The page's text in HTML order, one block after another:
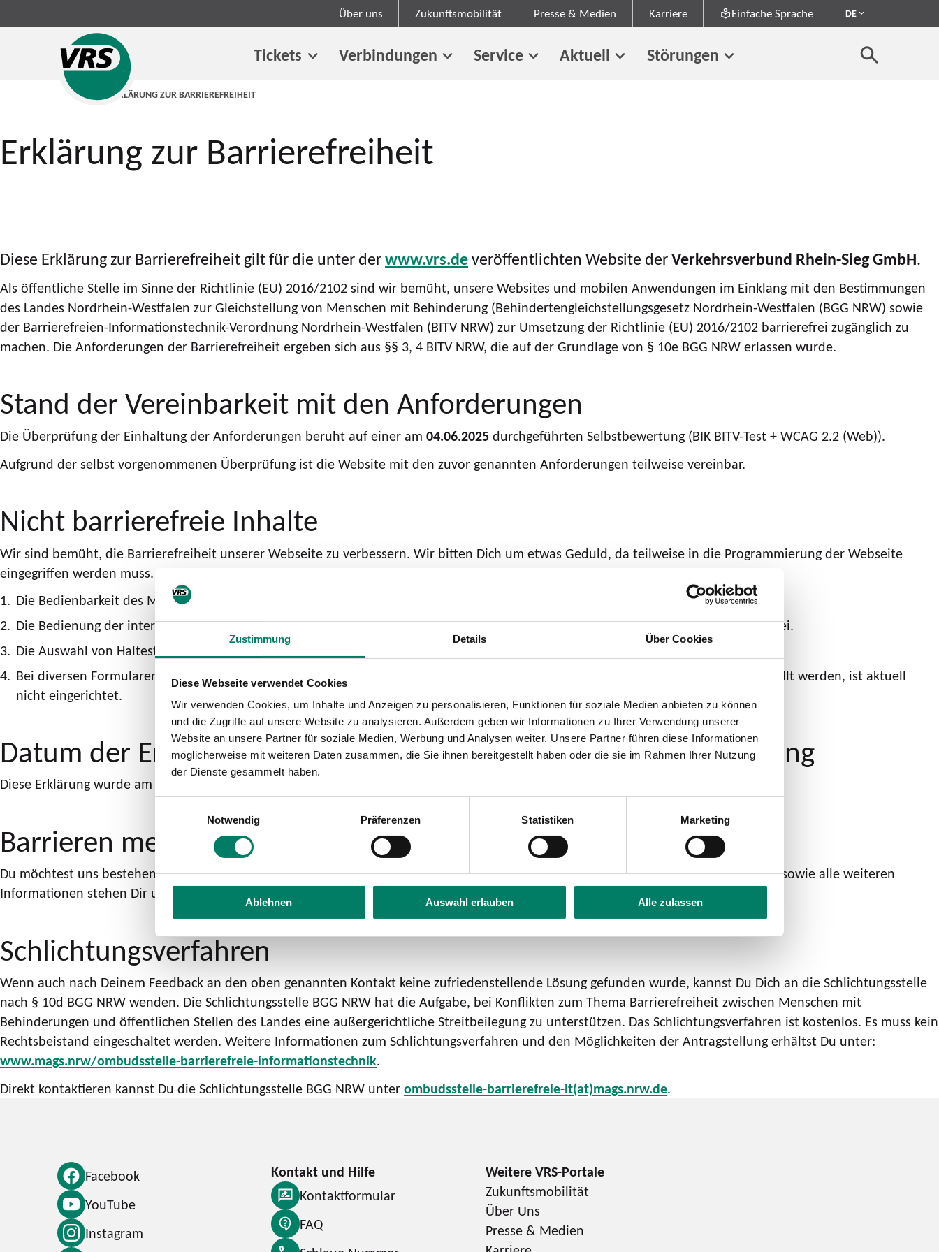
Zustimmung Details Über Cookies
Diese Webseite verwendet Cookies
Wir verwenden Cookies, um Inhalte und Anzeigen zu personalisieren, Funktionen für soziale Medien anbieten zu können
und die Zugriffe auf unsere Website zu analysieren. Außerdem geben wir Informationen zu Ihrer Verwendung unserer
Website an unsere Partner für soziale Medien, Werbung und Analysen weiter. Unsere Partner führen diese Informationen
möglicherweise mit weiteren Daten zusammen, die Sie ihnen bereitgestellt haben oder die sie im Rahmen Ihrer Nutzung
der Dienste gesammelt haben.
Notwendig
Präferenzen Statistiken Marketing
Ablehnen Auswahl erlauben Alle zulassen
Über uns Zukunftsmobilität Presse & Medien Karriere Einfache Sprache DE
Tickets Verbindungen Service Aktuell Störungen
STARTSEITE
ERKLÄRUNG ZUR BARRIEREFREIHEIT
Erklärung zur Barrierefreiheit
Diese Erklärung zur Barrierefreiheit gilt für die unter derwww.vrs.deveröffentlichten Website derVerkehrsverbund Rhein-Sieg GmbH.
Als öffentliche Stelle im Sinne der Richtlinie (EU) 2016/2102 sind wir bemüht, unsere Websites und mobilen Anwendungen im Einklang mit den Bestimmungen
des Landes Nordrhein-Westfalen zur Gleichstellung von Menschen mit Behinderung (Behindertengleichstellungsgesetz Nordrhein-Westfalen (BGG NRW) sowie
der Barrierefreien-Informationstechnik-Verordnung Nordrhein-Westfalen (BITV NRW) zur Umsetzung der Richtlinie (EU) 2016/2102 barrierefrei zugänglich zu
machen. Die Anforderungen der Barrierefreiheit ergeben sich aus §§ 3, 4 BITV NRW, die auf der Grundlage von § 10e BGG NRW erlassen wurde.
Stand der Vereinbarkeit mit den Anforderungen
Die Überprüfung der Einhaltung der Anforderungen beruht auf einer am 04.06.2025 durchgeführten Selbstbewertung (BIK BITV-Test + WCAG 2.2 (Web)).
Aufgrund der selbst vorgenommenen Überprüfung ist die Website mit den zuvor genannten Anforderungen teilweise vereinbar.
Nicht barrierefreie Inhalte
Wir sind bemüht, die Barrierefreiheit unserer Webseite zu verbessern. Wir bitten Dich um etwas Geduld, da teilweise in die Programmierung der Webseite
eingegriffen werden muss. Nachstehend kannst Du einen Auszug der nicht barrierefreien Inhalte entnehmen:
Die Bedienbarkeit des Menüs ist bei 200% Zoomstufe des Browsers eingeschränkt.
Die Bedienung der interaktiven Karten in der Fahrplanauskunft und im Haltestellen-Informationssystem ist nicht zu 100% barrierefrei.
Die Auswahl von Haltestellen und Linien auf den interaktiven Linienplänen ist nicht barrierefrei.
Bei diversen Formularen: Eine automatische Vervollständigung für persönliche Informationen, die vom Browser zur Verfügung gestellt werden, ist aktuell
nicht eingerichtet.
Datum der Erstellung bzw. der letzten Aktualisierung der Erklärung
Diese Erklärung wurde am 19.08.2024 erstellt und zuletzt am 24.06.2025 aktualisiert.
Barrieren melden: Kontakt zu den Ansprechpartnern
Du möchtest uns bestehende Barrieren mitteilen oder Informationen zur Umsetzung der Barrierefreiheit erfragen? Für Dein Feedback sowie alle weiteren
Informationen stehen Dir unsere verantwortlichen Kontaktpersonen unter den folgenden Links zur Verfügung:
Schlichtungsverfahren
Wenn auch nach Deinem Feedback an den oben genannten Kontakt keine zufriedenstellende Lösung gefunden wurde, kannst Du Dich an die Schlichtungsstelle
nach § 10d BGG NRW wenden. Die Schlichtungsstelle BGG NRW hat die Aufgabe, bei Konflikten zum Thema Barrierefreiheit zwischen Menschen mit
Behinderungen und öffentlichen Stellen des Landes eine außergerichtliche Streitbeilegung zu unterstützen. Das Schlichtungsverfahren ist kostenlos. Es muss kein
Rechtsbeistand eingeschaltet werden. Weitere Informationen zum Schlichtungsverfahren und den Möglichkeiten der Antragstellung erhältst Du unter:
www.mags.nrw/ombudsstelle-barrierefreie-informationstechnik.
Direkt kontaktieren kannst Du die Schlichtungsstelle BGG NRW unterombudsstelle-barrierefreie-it(at)mags.nrw.de.
Facebook
YouTube
Instagram
Kontaktformular
FAQ
Zukunftsmobilität
Über Uns
Presse & Medien